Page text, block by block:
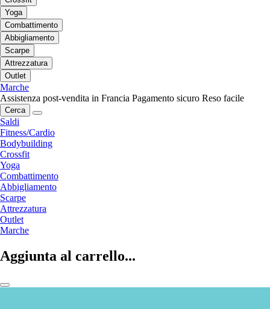
Yoga
Combattimento
Abbigliamento
Scarpe
Attrezzatura
Outlet
Marche
Assistenza post-vendita in Francia Pagamento sicuro Reso facile
Cerca
Saldi
Fitness/Cardio
Bodybuilding
Crossfit
Yoga
Combattimento
Abbigliamento
Scarpe
Attrezzatura
Outlet
Marche
Aggiunta al carrello...